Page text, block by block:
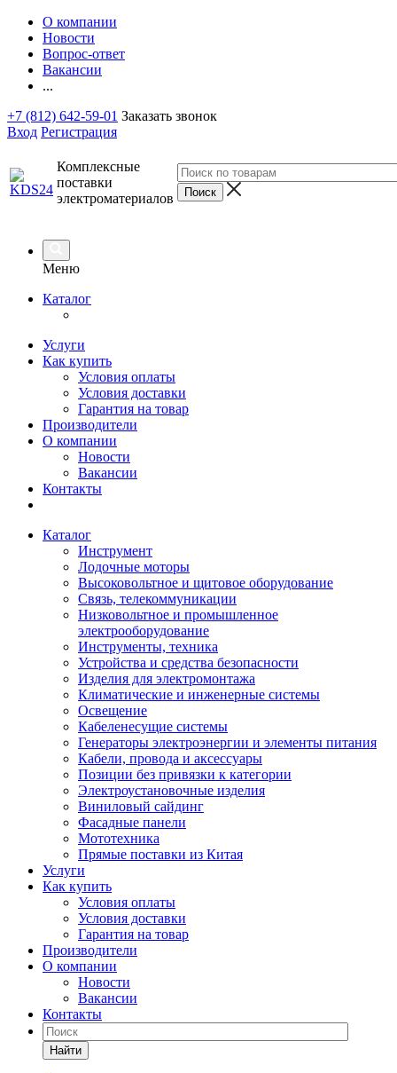
О компании
Новости
Вопрос-ответ
Вакансии
...
+7 (812) 642-59-01 Заказать звонок
Вход Регистрация
Комплексные
поставки
электроматериалов
Меню
Каталог
Услуги
Как купить
Условия оплаты
Условия доставки
Гарантия на товар
Производители
О компании
Новости
Вакансии
Контакты
Каталог
Инструмент
Лодочные моторы
Высоковольтное и щитовое оборудование
Связь, телекоммуникации
Низковольтное и промышленное
электрооборудование
Инструменты, техника
Устройства и средства безопасности
Изделия для электромонтажа
Климатические и инженерные системы
Освещение
Кабеленесущие системы
Генераторы электроэнергии и элементы питания
Кабели, провода и аксессуары
Позиции без привязки к категории
Электроустановочные изделия
Виниловый сайдинг
Фасадные панели
Мототехника
Прямые поставки из Китая
Услуги
Как купить
Условия оплаты
Условия доставки
Гарантия на товар
Производители
О компании
Новости
Вакансии
Контакты
Найти